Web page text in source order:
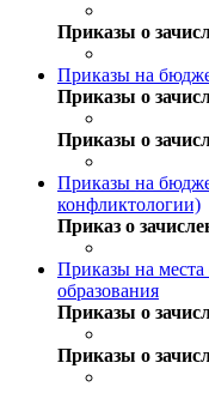
Приказы о
Приказы на
Приказы о
Приказы о
Приказы на
конфликтологии)
Приказ о
Приказы на места
образования
Приказы о
Приказы о